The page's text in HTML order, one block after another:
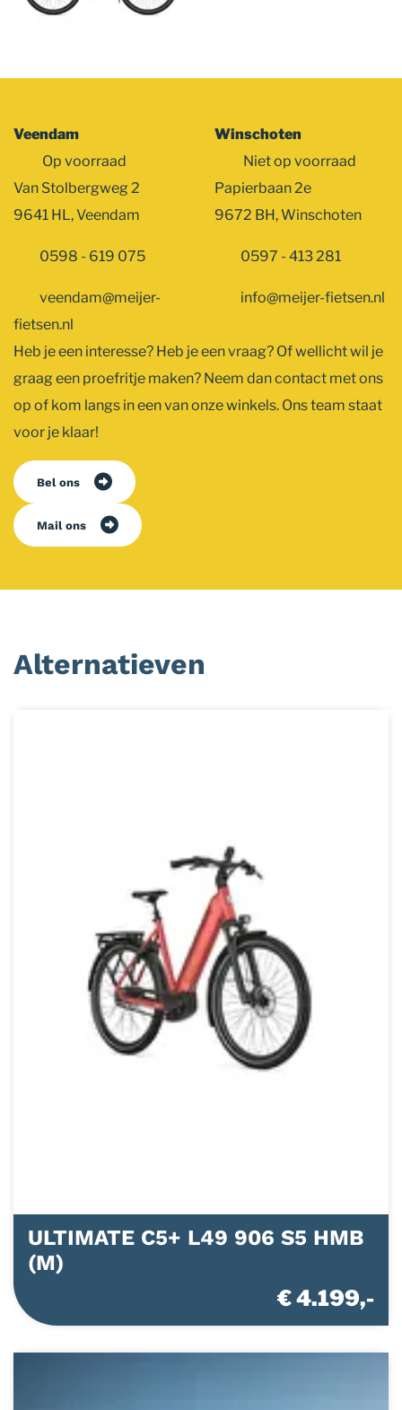
Veendam
Op voorraad
Van Stolbergweg 2
9641 HL, Veendam
0598 - 619 075
veendam@meijer-
fietsen.nl
Winschoten
Niet op voorraad
Papierbaan 2e
9672 BH, Winschoten
0597 - 413 281
info@meijer-fietsen.nl
Heb je een interesse? Heb je een vraag? Of wellicht wil je
graag een proefritje maken? Neem dan contact met ons
op of kom langs in een van onze winkels. Ons team staat
voor je klaar!
Bel ons
Mail ons
Alternatieven
ULTIMATE C5+ L49 906 S5 HMB
(M)
€ 4.199,-